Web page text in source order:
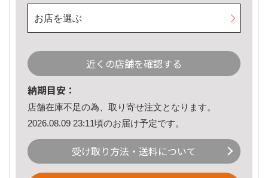
お店を選ぶ
近くの店舗を確認する
納期目安：
店舗在庫不足の為、取り寄せ注文となります。
2026.08.09 23:11頃のお届け予定です。
受け取り方法・送料について